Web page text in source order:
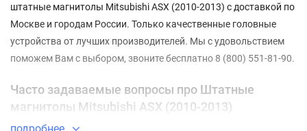
штатные магнитолы Mitsubishi ASX (2010-2013) с доставкой по
Москве и городам России. Только качественные головные
устройства от лучших производителей. Мы с удовольствием
поможем Вам с выбором, звоните бесплатно 8 (800) 551-81-90.
Часто задаваемые вопросы про Штатные
магнитолы Mitsubishi ASX (2010-2013)